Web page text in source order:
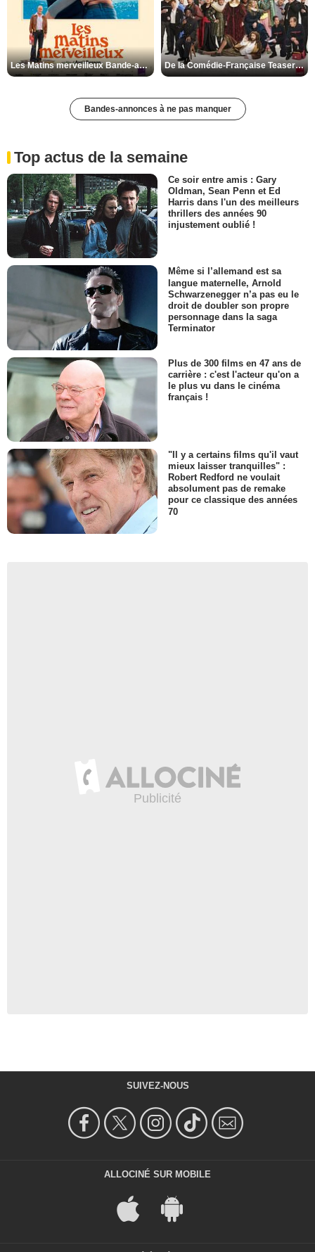
Les Matins merveilleux Bande-annonce VF De la Comédie-Française Teaser VF
Bandes-annonces à ne pas manquer
Top actus de la semaine
Ce soir entre amis : Gary
Oldman, Sean Penn et Ed
Harris dans l'un des meilleurs
thrillers des années 90
injustement oublié !
Même si l’allemand est sa
langue maternelle, Arnold
Schwarzenegger n’a pas eu le
droit de doubler son propre
personnage dans la saga
Terminator
Plus de 300 films en 47 ans de
carrière : c'est l'acteur qu'on a
le plus vu dans le cinéma
français !
"Il y a certains films qu'il vaut
mieux laisser tranquilles" :
Robert Redford ne voulait
absolument pas de remake
pour ce classique des années
70
SUIVEZ-NOUS
ALLOCINÉ SUR MOBILE